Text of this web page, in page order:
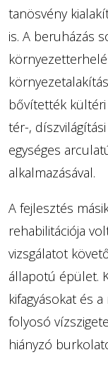
tanösvény
is. A beruházás
bővítették
tér-,
egységes
alkalmazásával.
A fejlesztés
rehabilitációja
vizsgálatot
állapotú épület.
kifagyásokat és
folyosó
hiányzó